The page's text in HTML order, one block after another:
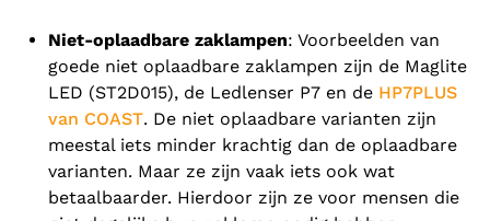
Niet-oplaadbare zaklampen: Voorbeelden van
goede niet oplaadbare zaklampen zijn de Maglite
LED (ST2D015), de Ledlenser P7 en de HP7PLUS
van COAST. De niet oplaadbare varianten zijn
meestal iets minder krachtig dan de oplaadbare
varianten. Maar ze zijn vaak iets ook wat
betaalbaarder. Hierdoor zijn ze voor mensen die